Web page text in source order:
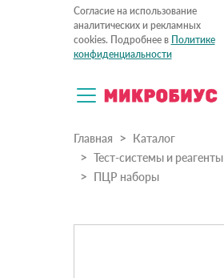
Согласие на использование
аналитических и рекламных
cookies. Подробнее в Политике
конфиденциальности
Главная
Каталог
Тест-системы и реагенты
ПЦР наборы